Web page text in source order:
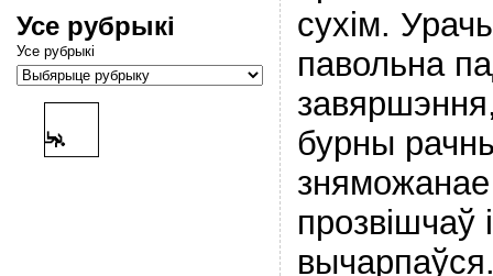
Усе рубрыкі
Усе рубрыкі
сухім.
павольна
бурны
прозвішчаў